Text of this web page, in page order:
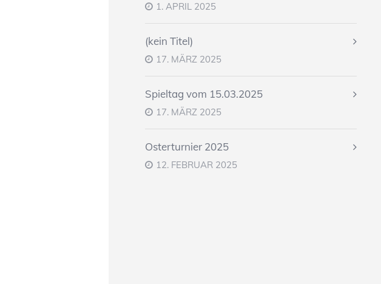
1. APRIL 2025
(kein Titel)
17. MÄRZ 2025
Spieltag vom 15.03.2025
17. MÄRZ 2025
Osterturnier 2025
12. FEBRUAR 2025